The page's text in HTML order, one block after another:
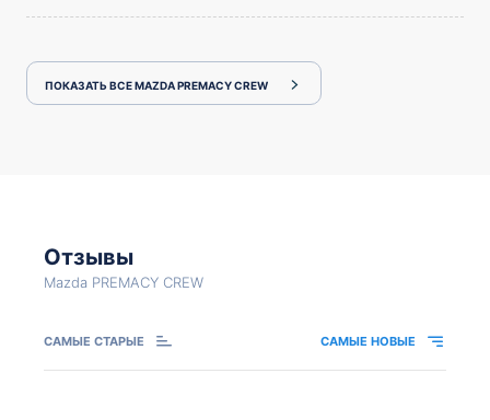
ПОКАЗАТЬ ВСЕ MAZDA PREMACY CREW
Отзывы
Mazda PREMACY CREW
САМЫЕ СТАРЫЕ САМЫЕ НОВЫЕ